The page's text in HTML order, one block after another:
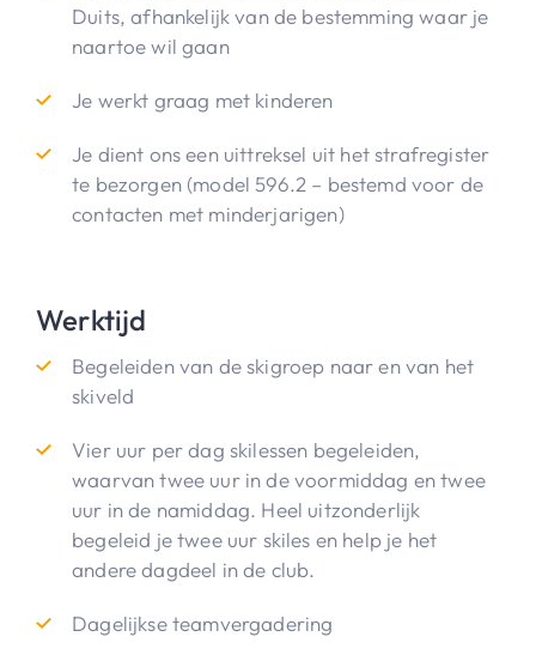
Duits, afhankelijk van de bestemming waar je
naartoe wil gaan
Je werkt graag met kinderen
Je dient ons een uittreksel uit het strafregister
te bezorgen (model 596.2 – bestemd voor de
contacten met minderjarigen)
Werktijd
Begeleiden van de skigroep naar en van het
skiveld
Vier uur per dag skilessen begeleiden,
waarvan twee uur in de voormiddag en twee
uur in de namiddag. Heel uitzonderlijk
begeleid je twee uur skiles en help je het
andere dagdeel in de club.
Dagelijkse teamvergadering